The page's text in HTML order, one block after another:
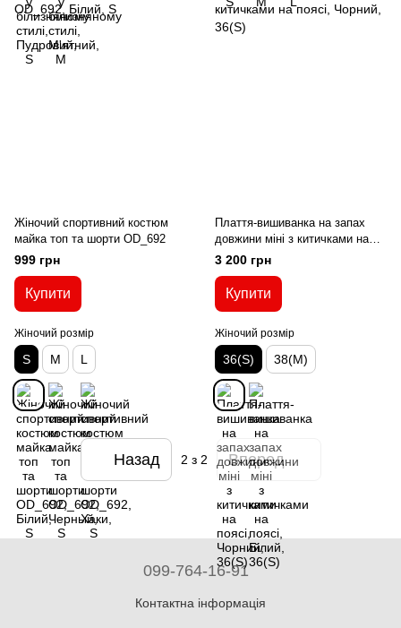
Жіночий спортивний костюм
майка топ та шорти OD_692
999 грн
Купити
Жіночий розмір
S M L
Плаття-вишиванка на запах
довжини міні з китичками на
поясі
3 200 грн
Купити
Жіночий розмір
36(S) 38(M)
Назад 2 з 2 Вперед
099-764-16-91
Контактна інформація